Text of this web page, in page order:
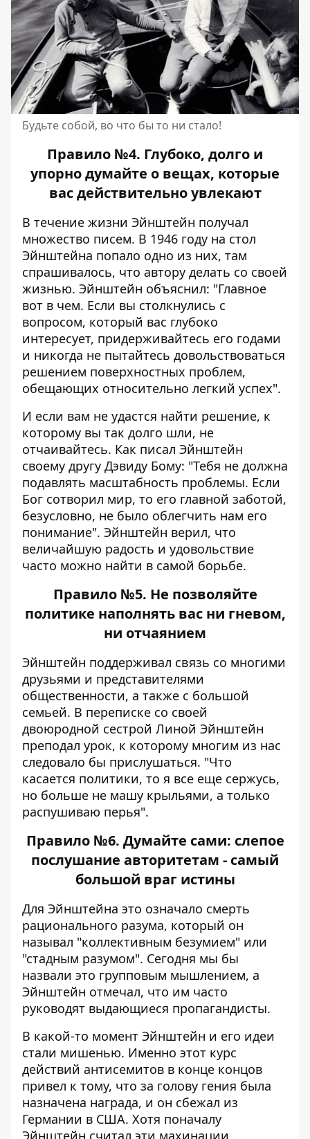
Будьте собой, во что бы то ни стало!
Правило №4. Глубоко, долго и
упорно думайте о вещах, которые
вас действительно увлекают
В течение жизни Эйнштейн получал
множество писем. В 1946 году на стол
Эйнштейна попало одно из них, там
спрашивалось, что автору делать со своей
жизнью. Эйнштейн объяснил: "Главное
вот в чем. Если вы столкнулись с
вопросом, который вас глубоко
интересует, придерживайтесь его годами
и никогда не пытайтесь довольствоваться
решением поверхностных проблем,
обещающих относительно легкий успех".
И если вам не удастся найти решение, к
которому вы так долго шли, не
отчаивайтесь. Как писал Эйнштейн
своему другу Дэвиду Бому: "Тебя не должна
подавлять масштабность проблемы. Если
Бог сотворил мир, то его главной заботой,
безусловно, не было облегчить нам его
понимание". Эйнштейн верил, что
величайшую радость и удовольствие
часто можно найти в самой борьбе.
Правило №5. Не позволяйте
политике наполнять вас ни гневом,
ни отчаянием
Эйнштейн поддерживал связь со многими
друзьями и представителями
общественности, а также с большой
семьей. В переписке со своей
двоюродной сестрой Линой Эйнштейн
преподал урок, к которому многим из нас
следовало бы прислушаться. "Что
касается политики, то я все еще сержусь,
но больше не машу крыльями, а только
распушиваю перья".
Правило №6. Думайте сами: слепое
послушание авторитетам - самый
большой враг истины
Для Эйнштейна это означало смерть
рационального разума, который он
называл "коллективным безумием" или
"стадным разумом". Сегодня мы бы
назвали это групповым мышлением, а
Эйнштейн отмечал, что им часто
руководят выдающиеся пропагандисты.
В какой-то момент Эйнштейн и его идеи
стали мишенью. Именно этот курс
действий антисемитов в конце концов
привел к тому, что за голову гения была
назначена награда, и он сбежал из
Германии в США. Хотя поначалу